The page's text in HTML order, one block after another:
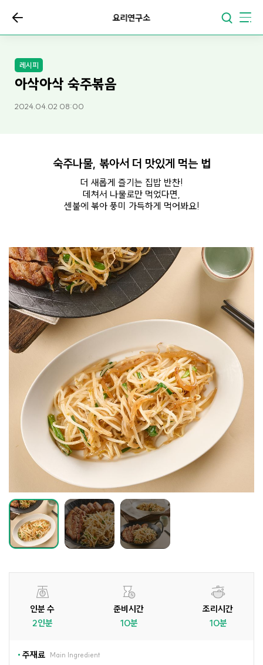
요리연구소
레시피
아삭아삭 숙주볶음
2024.04.02 08:00
숙주나물, 볶아서 더 맛있게 먹는 법
더 새롭게 즐기는 집밥 반찬!
데쳐서 나물로만 먹었다면,
센불에 볶아 풍미 가득하게 먹어봐요!
인분 수
2인분
준비시간
10분
조리시간
10분
주재료 Main Ingredient